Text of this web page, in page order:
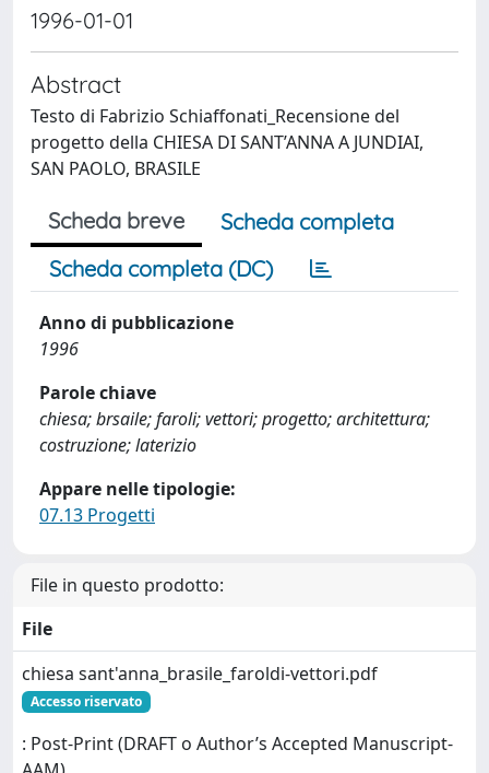
1996-01-01
Abstract
Testo di Fabrizio Schiaffonati_Recensione del
progetto della CHIESA DI SANT’ANNA A JUNDIAI,
SAN PAOLO, BRASILE
Scheda breve
Scheda completa
Scheda completa (DC)
Anno di pubblicazione
1996
Parole chiave
chiesa; brsaile; faroli; vettori; progetto; architettura;
costruzione; laterizio
Appare nelle tipologie:
07.13 Progetti
File in questo prodotto:
File
chiesa sant'anna_brasile_faroldi-vettori.pdf
Accesso riservato
: Post-Print (DRAFT o Author’s Accepted Manuscript-